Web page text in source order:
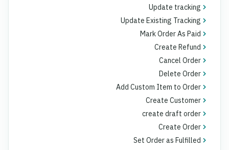
Update tracking
Update Existing Tracking
Mark Order As Paid
Create Refund
Cancel Order
Delete Order
Add Custom Item to Order
Create Customer
create draft order
Create Order
Set Order as Fulfilled